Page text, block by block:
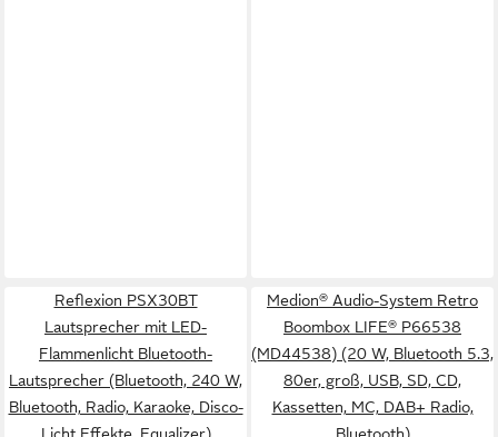
Reflexion PSX30BT
Lautsprecher mit LED-
Flammenlicht Bluetooth-
Lautsprecher (Bluetooth, 240 W,
Bluetooth, Radio, Karaoke, Disco-
Medion® Audio-System Retro
Boombox LIFE® P66538
(MD44538) (20 W, Bluetooth 5.3,
80er, groß, USB, SD, CD,
Kassetten, MC, DAB+ Radio,